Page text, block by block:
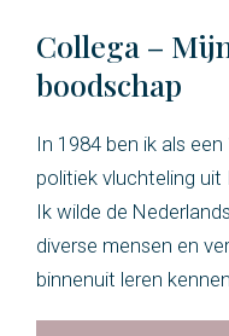
Collega –
boodschap
In 1984 ben ik als
politiek vluchteling uit
Ik wilde de
diverse mensen en
binnenuit leren